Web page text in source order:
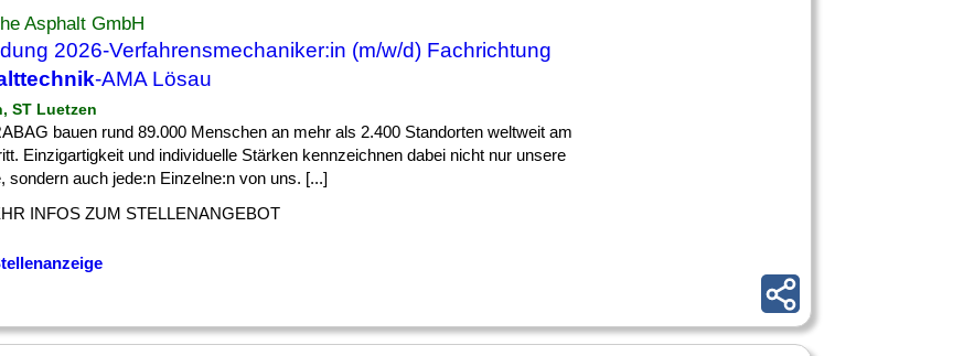
Asphalt GmbH
2026-Verfahrensmechaniker:in (m/w/d) Fachrichtung
-AMA Lösau
ST Luetzen
bauen rund 89.000 Menschen an mehr als 2.400 Standorten weltweit am
Einzigartigkeit und individuelle Stärken kennzeichnen dabei nicht nur unsere
sondern auch jede:n Einzelne:n von uns. [...]
INFOS ZUM STELLENANGEBOT